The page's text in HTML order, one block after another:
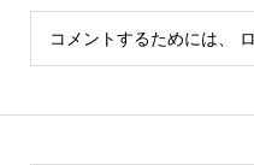
コメントするためには、